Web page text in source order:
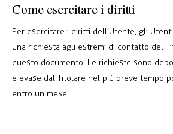
Come esercitare i diritti
Per esercitare i diritti dell’Utente, gli
una richiesta agli estremi di contatto del
questo documento. Le richieste sono
e evase dal Titolare nel più breve tempo
entro un mese.